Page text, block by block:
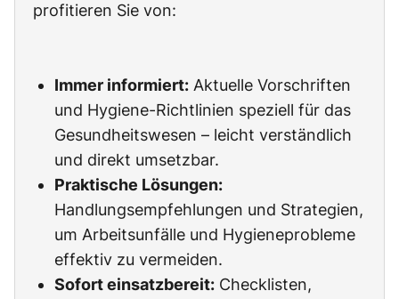
profitieren Sie von:
Immer informiert: Aktuelle Vorschriften
und Hygiene-Richtlinien speziell für das
Gesundheitswesen – leicht verständlich
und direkt umsetzbar.
Praktische Lösungen:
Handlungsempfehlungen und Strategien,
um Arbeitsunfälle und Hygieneprobleme
effektiv zu vermeiden.
Sofort einsatzbereit: Checklisten,